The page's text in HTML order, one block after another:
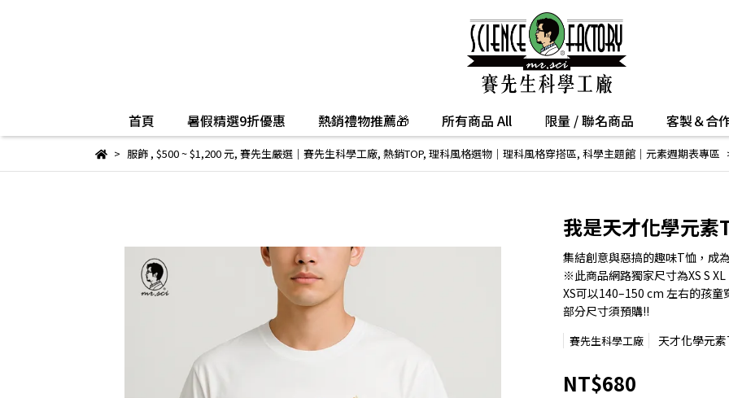
首頁 暑假精選9折優惠 熱銷禮物推薦🎁 所有商品 All 限量 / 聯名商品 客製＆合
服飾, $500 ~ $1,200 元, 賽先生嚴選｜賽先生科學工廠, 熱銷TOP, 理科風格選物｜理科風格穿搭區, 科學主題館｜元素週期表專區
我是天才化學元素
集結創意與惡搞的趣味T恤，成
※此商品網路獨家尺寸為XS S XL
XS可以140–150 cm 左右的孩童
部分尺寸須預購!!
賽先生科學工廠 天才化學元
NT$680